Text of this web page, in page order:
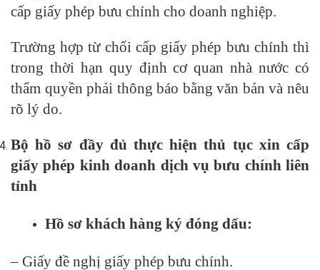
cấp giấy phép bưu chính cho doanh nghiệp.
Trường hợp từ chối cấp giấy phép bưu chính thì
trong thời hạn quy định cơ quan nhà nước có
thẩm quyền phải thông báo bằng văn bản và nêu
rõ lý do.
Bộ hồ sơ đầy đủ thực hiện thủ tục xin cấp
giấy phép kinh doanh dịch vụ bưu chính liên
tỉnh
Hồ sơ khách hàng ký đóng dấu:
– Giấy đề nghị giấy phép bưu chính.